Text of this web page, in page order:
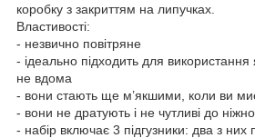
коробку з закриттям на липучках.
Властивості:
- незвично повітряне
- ідеально підходить для використання
не вдома
- вони стають ще м’якшими, коли ви
- вони не дратують і не чутливі до
- набір включає 3 підгузники: два з них